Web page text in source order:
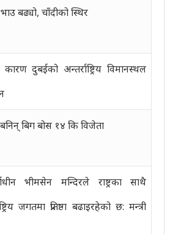
बढ्यो, चाँदीको स्थिर
कारण दुबईको अन्तर्राष्ट्रिय विमानस्थल
बिग बोस १४ कि विजेता
भीमसेन मन्दिरले राष्ट्रका साथै
जगतमा प्रतिष्ठा बढाइरहेको छ: मन्त्री